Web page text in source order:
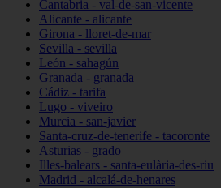
Cantabria - val-de-san-vicente
Alicante - alicante
Girona - lloret-de-mar
Sevilla - sevilla
León - sahagún
Granada - granada
Cádiz - tarifa
Lugo - viveiro
Murcia - san-javier
Santa-cruz-de-tenerife - tacoronte
Asturias - grado
Illes-balears - santa-eulària-des-riu
Madrid - alcalá-de-henares